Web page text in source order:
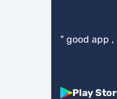
" good app ,
Play